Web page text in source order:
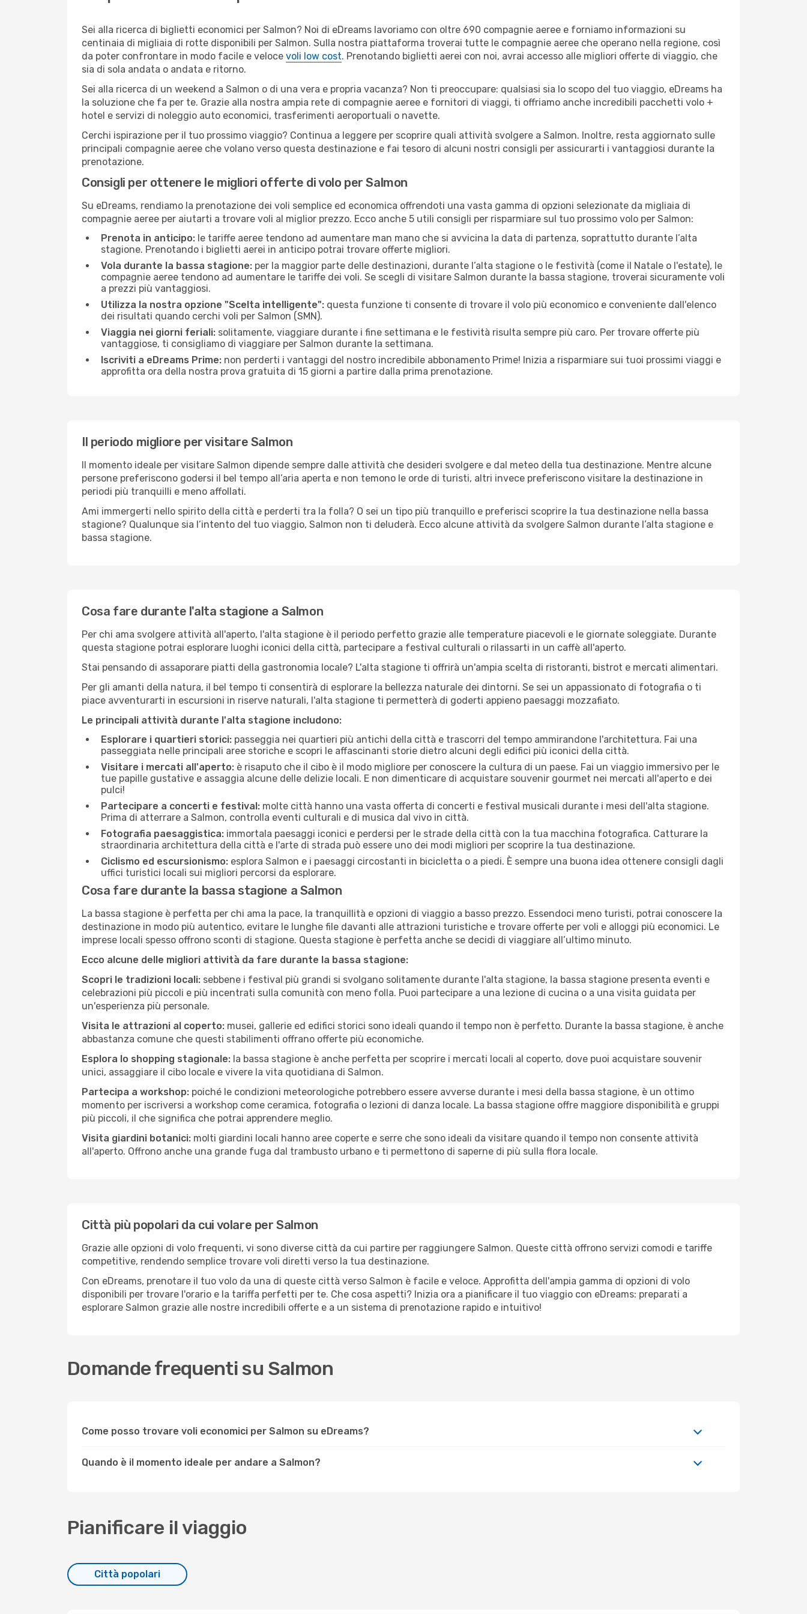
Sei alla ricerca di biglietti economici per Salmon? Noi di eDreams lavoriamo con oltre 690 compagnie aeree e forniamo informazioni su
centinaia di migliaia di rotte disponibili per Salmon. Sulla nostra piattaforma troverai tutte le compagnie aeree che operano nella regione, così
da poter confrontare in modo facile e veloce voli low cost. Prenotando biglietti aerei con noi, avrai accesso alle migliori offerte di viaggio, che
sia di sola andata o andata e ritorno.
Sei alla ricerca di un weekend a Salmon o di una vera e propria vacanza? Non ti preoccupare: qualsiasi sia lo scopo del tuo viaggio, eDreams ha
la soluzione che fa per te. Grazie alla nostra ampia rete di compagnie aeree e fornitori di viaggi, ti offriamo anche incredibili pacchetti volo +
hotel e servizi di noleggio auto economici, trasferimenti aeroportuali o navette.
Cerchi ispirazione per il tuo prossimo viaggio? Continua a leggere per scoprire quali attività svolgere a Salmon. Inoltre, resta aggiornato sulle
principali compagnie aeree che volano verso questa destinazione e fai tesoro di alcuni nostri consigli per assicurarti i vantaggiosi durante la
prenotazione.
Consigli per ottenere le migliori offerte di volo per Salmon
Su eDreams, rendiamo la prenotazione dei voli semplice ed economica offrendoti una vasta gamma di opzioni selezionate da migliaia di
compagnie aeree per aiutarti a trovare voli al miglior prezzo. Ecco anche 5 utili consigli per risparmiare sul tuo prossimo volo per Salmon:
Prenota in anticipo: le tariffe aeree tendono ad aumentare man mano che si avvicina la data di partenza, soprattutto durante l’alta
stagione. Prenotando i biglietti aerei in anticipo potrai trovare offerte migliori.
Vola durante la bassa stagione: per la maggior parte delle destinazioni, durante l’alta stagione o le festività (come il Natale o l'estate), le
compagnie aeree tendono ad aumentare le tariffe dei voli. Se scegli di visitare Salmon durante la bassa stagione, troverai sicuramente voli
a prezzi più vantaggiosi.
Utilizza la nostra opzione "Scelta intelligente": questa funzione ti consente di trovare il volo più economico e conveniente dall'elenco
dei risultati quando cerchi voli per Salmon (SMN).
Viaggia nei giorni feriali: solitamente, viaggiare durante i fine settimana e le festività risulta sempre più caro. Per trovare offerte più
vantaggiose, ti consigliamo di viaggiare per Salmon durante la settimana.
Iscriviti a eDreams Prime: non perderti i vantaggi del nostro incredibile abbonamento Prime! Inizia a risparmiare sui tuoi prossimi viaggi e
approfitta ora della nostra prova gratuita di 15 giorni a partire dalla prima prenotazione.
Il periodo migliore per visitare Salmon
Il momento ideale per visitare Salmon dipende sempre dalle attività che desideri svolgere e dal meteo della tua destinazione. Mentre alcune
persone preferiscono godersi il bel tempo all’aria aperta e non temono le orde di turisti, altri invece preferiscono visitare la destinazione in
periodi più tranquilli e meno affollati.
Ami immergerti nello spirito della città e perderti tra la folla? O sei un tipo più tranquillo e preferisci scoprire la tua destinazione nella bassa
stagione? Qualunque sia l’intento del tuo viaggio, Salmon non ti deluderà. Ecco alcune attività da svolgere Salmon durante l’alta stagione e
bassa stagione.
Cosa fare durante l'alta stagione a Salmon
Per chi ama svolgere attività all'aperto, l'alta stagione è il periodo perfetto grazie alle temperature piacevoli e le giornate soleggiate. Durante
questa stagione potrai esplorare luoghi iconici della città, partecipare a festival culturali o rilassarti in un caffè all'aperto.
Stai pensando di assaporare piatti della gastronomia locale? L'alta stagione ti offrirà un'ampia scelta di ristoranti, bistrot e mercati alimentari.
Per gli amanti della natura, il bel tempo ti consentirà di esplorare la bellezza naturale dei dintorni. Se sei un appassionato di fotografia o ti
piace avventurarti in escursioni in riserve naturali, l'alta stagione ti permetterà di goderti appieno paesaggi mozzafiato.
Le principali attività durante l'alta stagione includono:
Esplorare i quartieri storici: passeggia nei quartieri più antichi della città e trascorri del tempo ammirandone l'architettura. Fai una
passeggiata nelle principali aree storiche e scopri le affascinanti storie dietro alcuni degli edifici più iconici della città.
Visitare i mercati all'aperto: è risaputo che il cibo è il modo migliore per conoscere la cultura di un paese. Fai un viaggio immersivo per le
tue papille gustative e assaggia alcune delle delizie locali. E non dimenticare di acquistare souvenir gourmet nei mercati all'aperto e dei
pulci!
Partecipare a concerti e festival: molte città hanno una vasta offerta di concerti e festival musicali durante i mesi dell'alta stagione.
Prima di atterrare a Salmon, controlla eventi culturali e di musica dal vivo in città.
Fotografia paesaggistica: immortala paesaggi iconici e perdersi per le strade della città con la tua macchina fotografica. Catturare la
straordinaria architettura della città e l'arte di strada può essere uno dei modi migliori per scoprire la tua destinazione.
Ciclismo ed escursionismo: esplora Salmon e i paesaggi circostanti in bicicletta o a piedi. È sempre una buona idea ottenere consigli dagli
uffici turistici locali sui migliori percorsi da esplorare.
Cosa fare durante la bassa stagione a Salmon
La bassa stagione è perfetta per chi ama la pace, la tranquillità e opzioni di viaggio a basso prezzo. Essendoci meno turisti, potrai conoscere la
destinazione in modo più autentico, evitare le lunghe file davanti alle attrazioni turistiche e trovare offerte per voli e alloggi più economici. Le
imprese locali spesso offrono sconti di stagione. Questa stagione è perfetta anche se decidi di viaggiare all’ultimo minuto.
Ecco alcune delle migliori attività da fare durante la bassa stagione:
Scopri le tradizioni locali: sebbene i festival più grandi si svolgano solitamente durante l'alta stagione, la bassa stagione presenta eventi e
celebrazioni più piccoli e più incentrati sulla comunità con meno folla. Puoi partecipare a una lezione di cucina o a una visita guidata per
un'esperienza più personale.
Visita le attrazioni al coperto: musei, gallerie ed edifici storici sono ideali quando il tempo non è perfetto. Durante la bassa stagione, è anche
abbastanza comune che questi stabilimenti offrano offerte più economiche.
Esplora lo shopping stagionale: la bassa stagione è anche perfetta per scoprire i mercati locali al coperto, dove puoi acquistare souvenir
unici, assaggiare il cibo locale e vivere la vita quotidiana di Salmon.
Partecipa a workshop: poiché le condizioni meteorologiche potrebbero essere avverse durante i mesi della bassa stagione, è un ottimo
momento per iscriversi a workshop come ceramica, fotografia o lezioni di danza locale. La bassa stagione offre maggiore disponibilità e gruppi
più piccoli, il che significa che potrai apprendere meglio.
Visita giardini botanici: molti giardini locali hanno aree coperte e serre che sono ideali da visitare quando il tempo non consente attività
all'aperto. Offrono anche una grande fuga dal trambusto urbano e ti permettono di saperne di più sulla flora locale.
Città più popolari da cui volare per Salmon
Grazie alle opzioni di volo frequenti, vi sono diverse città da cui partire per raggiungere Salmon. Queste città offrono servizi comodi e tariffe
competitive, rendendo semplice trovare voli diretti verso la tua destinazione.
Con eDreams, prenotare il tuo volo da una di queste città verso Salmon è facile e veloce. Approfitta dell'ampia gamma di opzioni di volo
disponibili per trovare l'orario e la tariffa perfetti per te. Che cosa aspetti? Inizia ora a pianificare il tuo viaggio con eDreams: preparati a
esplorare Salmon grazie alle nostre incredibili offerte e a un sistema di prenotazione rapido e intuitivo!
Domande frequenti su Salmon
Come posso trovare voli economici per Salmon su eDreams?
Quando è il momento ideale per andare a Salmon?
Pianificare il viaggio
Città popolari